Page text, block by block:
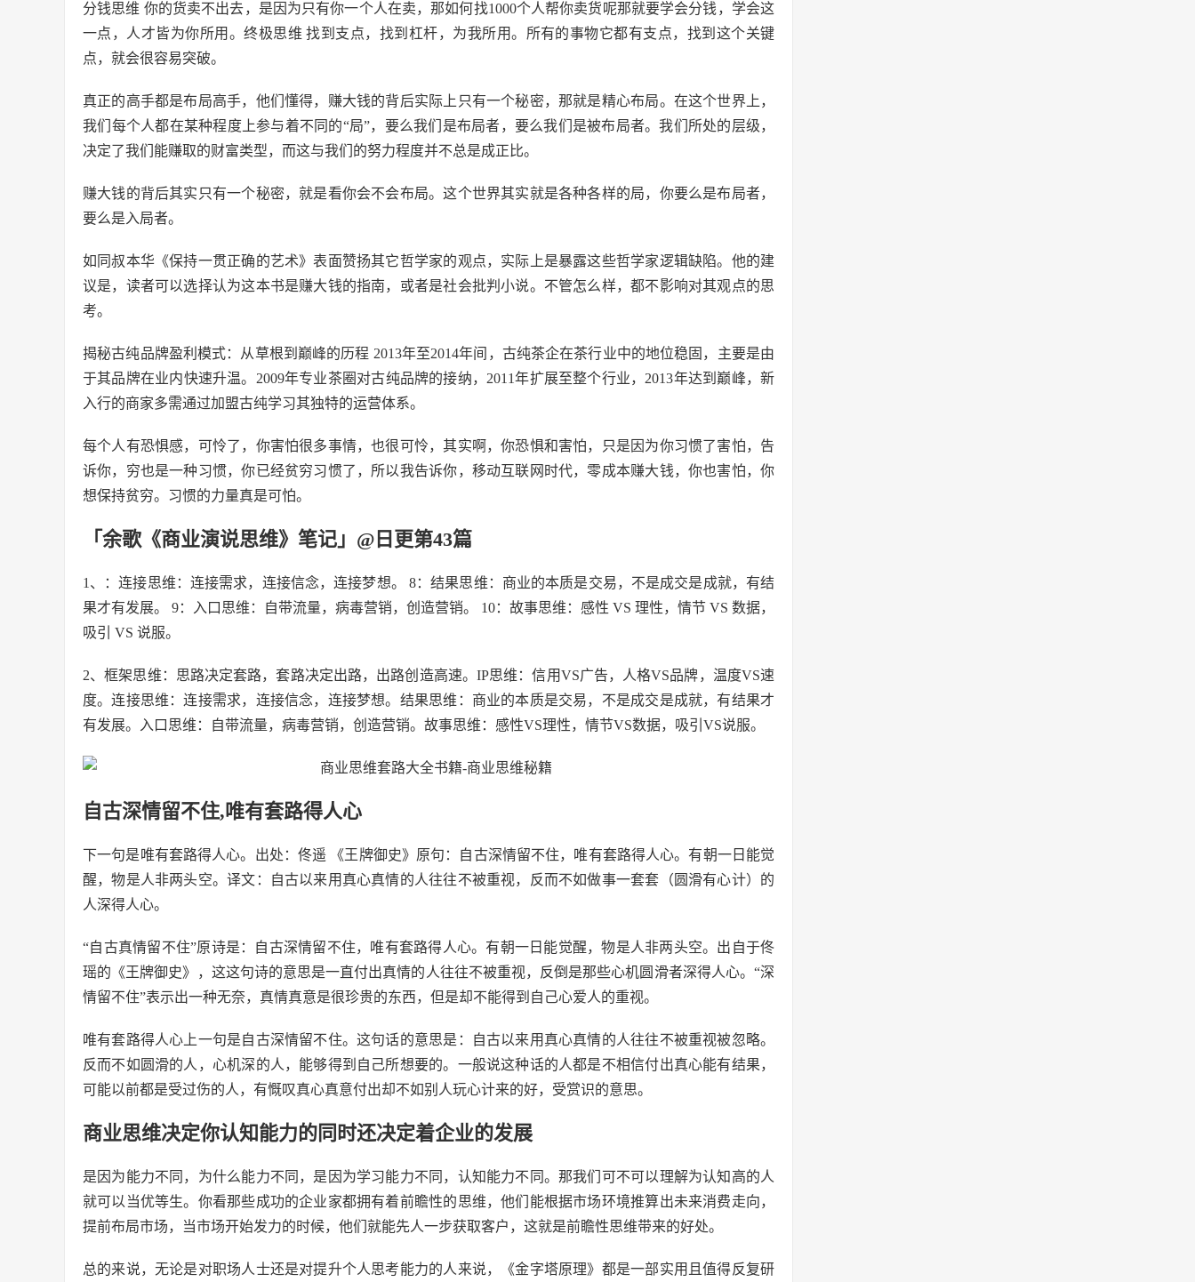
分钱思维 你的货卖不出去，是因为只有你一个人在卖，那如何找1000个人帮你卖货呢那就要学会分钱，学会这
一点，人才皆为你所用。终极思维 找到支点，找到杠杆，为我所用。所有的事物它都有支点，找到这个关键
点，就会很容易突破。
真正的高手都是布局高手，他们懂得，赚大钱的背后实际上只有一个秘密，那就是精心布局。在这个世界上，
我们每个人都在某种程度上参与着不同的“局”，要么我们是布局者，要么我们是被布局者。我们所处的层级，
决定了我们能赚取的财富类型，而这与我们的努力程度并不总是成正比。
赚大钱的背后其实只有一个秘密，就是看你会不会布局。这个世界其实就是各种各样的局，你要么是布局者，
要么是入局者。
如同叔本华《保持一贯正确的艺术》表面赞扬其它哲学家的观点，实际上是暴露这些哲学家逻辑缺陷。他的建
议是，读者可以选择认为这本书是赚大钱的指南，或者是社会批判小说。不管怎么样，都不影响对其观点的思
考。
揭秘古纯品牌盈利模式：从草根到巅峰的历程 2013年至2014年间，古纯茶企在茶行业中的地位稳固，主要是由
于其品牌在业内快速升温。2009年专业茶圈对古纯品牌的接纳，2011年扩展至整个行业，2013年达到巅峰，新
入行的商家多需通过加盟古纯学习其独特的运营体系。
每个人有恐惧感，可怜了，你害怕很多事情，也很可怜，其实啊，你恐惧和害怕，只是因为你习惯了害怕，告
诉你，穷也是一种习惯，你已经贫穷习惯了，所以我告诉你，移动互联网时代，零成本赚大钱，你也害怕，你
想保持贫穷。习惯的力量真是可怕。
「余歌《商业演说思维》笔记」@日更第43篇
1、：连接思维：连接需求，连接信念，连接梦想。 8：结果思维：商业的本质是交易，不是成交是成就，有结
果才有发展。 9：入口思维：自带流量，病毒营销，创造营销。 10：故事思维：感性 VS 理性，情节 VS 数据，
吸引 VS 说服。
2、框架思维：思路决定套路，套路决定出路，出路创造高速。IP思维：信用VS广告，人格VS品牌，温度VS速
度。连接思维：连接需求，连接信念，连接梦想。结果思维：商业的本质是交易，不是成交是成就，有结果才
有发展。入口思维：自带流量，病毒营销，创造营销。故事思维：感性VS理性，情节VS数据，吸引VS说服。
自古深情留不住,唯有套路得人心
下一句是唯有套路得人心。出处：佟遥 《王牌御史》原句：自古深情留不住，唯有套路得人心。有朝一日能觉
醒，物是人非两头空。译文：自古以来用真心真情的人往往不被重视，反而不如做事一套套（圆滑有心计）的
人深得人心。
“自古真情留不住”原诗是：自古深情留不住，唯有套路得人心。有朝一日能觉醒，物是人非两头空。出自于佟
瑶的《王牌御史》，这这句诗的意思是一直付出真情的人往往不被重视，反倒是那些心机圆滑者深得人心。“深
情留不住”表示出一种无奈，真情真意是很珍贵的东西，但是却不能得到自己心爱人的重视。
唯有套路得人心上一句是自古深情留不住。这句话的意思是：自古以来用真心真情的人往往不被重视被忽略。
反而不如圆滑的人，心机深的人，能够得到自己所想要的。一般说这种话的人都是不相信付出真心能有结果，
可能以前都是受过伤的人，有慨叹真心真意付出却不如别人玩心计来的好，受赏识的意思。
商业思维决定你认知能力的同时还决定着企业的发展
是因为能力不同，为什么能力不同，是因为学习能力不同，认知能力不同。那我们可不可以理解为认知高的人
就可以当优等生。你看那些成功的企业家都拥有着前瞻性的思维，他们能根据市场环境推算出未来消费走向，
提前布局市场，当市场开始发力的时候，他们就能先人一步获取客户，这就是前瞻性思维带来的好处。
总的来说，无论是对职场人士还是对提升个人思考能力的人来说，《金字塔原理》都是一部实用且值得反复研